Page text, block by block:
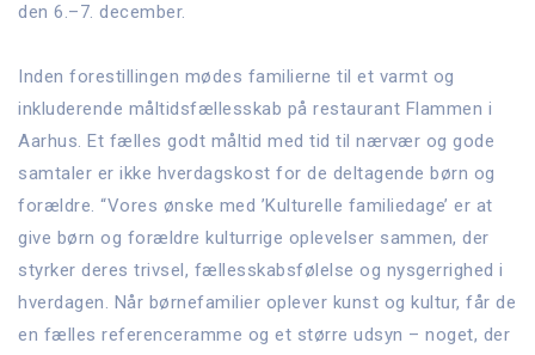
den 6.–7. december.
Inden forestillingen mødes familierne til et varmt og
inkluderende måltidsfællesskab på restaurant Flammen i
Aarhus. Et fælles godt måltid med tid til nærvær og gode
samtaler er ikke hverdagskost for de deltagende børn og
forældre. “Vores ønske med ’Kulturelle familiedage’ er at
give børn og forældre kulturrige oplevelser sammen, der
styrker deres trivsel, fællesskabsfølelse og nysgerrighed i
hverdagen. Når børnefamilier oplever kunst og kultur, får de
en fælles referenceramme og et større udsyn – noget, der